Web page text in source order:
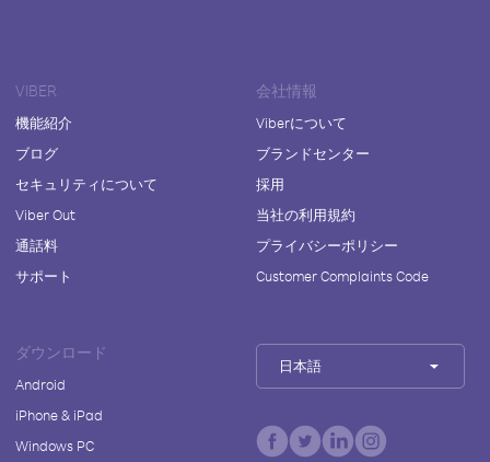
VIBER
機能紹介
ブログ
セキュリティについて
Viber Out
通話料
サポート
会社情報
Viberについて
ブランドセンター
採用
当社の利用規約
プライバシーポリシー
Customer Complaints Code
ダウンロード
Android
iPhone & iPad
Windows PC
日本語